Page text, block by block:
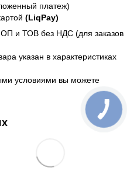
платеж)
(LiqPay)
и ТОВ без НДС (для заказов
указан в характеристиках
условиями вы можете